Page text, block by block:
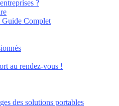
?
Guide Complet
au rendez-vous !
des solutions portables